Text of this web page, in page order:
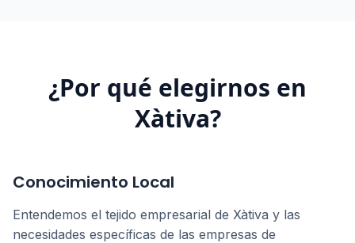
¿Por qué elegirnos en
Xàtiva?
Conocimiento Local
Entendemos el tejido empresarial de Xàtiva y las
necesidades específicas de las empresas de